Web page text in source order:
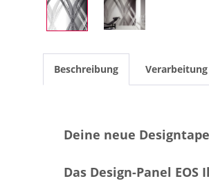
Beschreibung Verarbeitung
Deine neue
Das Design-Panel